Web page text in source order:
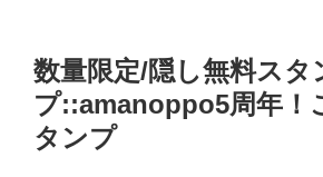
数量限定/隠し無料スタ
プ::amanoppo5周年！
タンプ